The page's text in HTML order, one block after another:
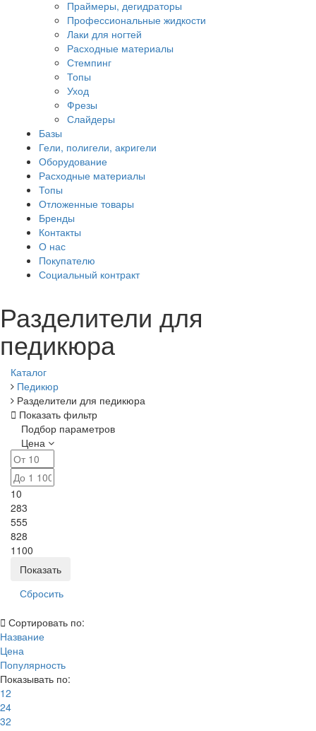
Праймеры, дегидраторы
Профессиональные жидкости
Лаки для ногтей
Расходные материалы
Стемпинг
Топы
Уход
Фрезы
Слайдеры
Базы
Гели, полигели, акригели
Оборудование
Расходные материалы
Топы
Отложенные товары
Бренды
Контакты
О нас
Покупателю
Социальный контракт
Разделители для
педикюра
Каталог
Педикюр
Разделители для педикюра
Показать фильтр
Подбор параметров
Цена
10
283
555
828
1100
Сортировать по:
Название
Цена
Популярность
Показывать по:
12
24
32